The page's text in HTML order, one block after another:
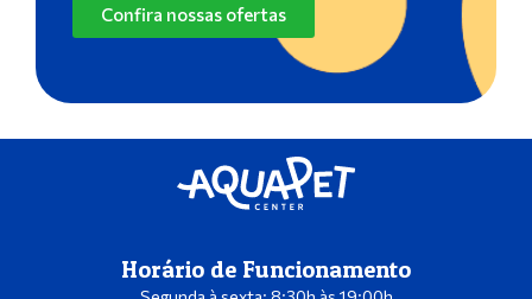
Confira nossas ofertas
Horário de Funcionamento